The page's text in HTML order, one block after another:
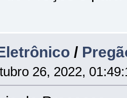
/
26, 2022,